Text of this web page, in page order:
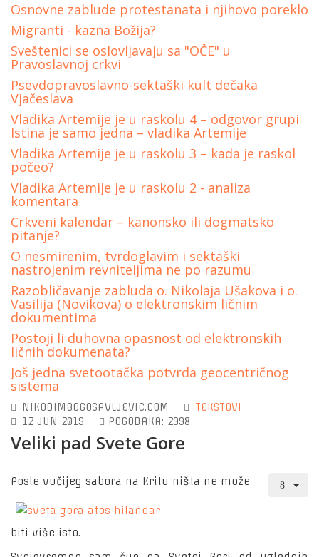
Osnovne zablude protestanata i njihovo poreklo
Migranti - kazna Božija?
Sveštenici se oslovljavaju sa "OČE" u
Pravoslavnoj crkvi
Psevdopravoslavno-sektaški kult dečaka
Vjačeslava
Vladika Artemije je u raskolu 4 – odgovor grupi
Istina je samo jedna – vladika Artemije
Vladika Artemije je u raskolu 3 – kada je raskol
počeo?
Vladika Аrtemije je u raskolu 2 - analiza
komentara
Crkveni kalendar – kanonsko ili dogmatsko
pitanje?
O nesmirenim, tvrdoglavim i sektaški
nastrojenim revniteljima ne po razumu
Razobličavanje zabluda o. Nikolaja Ušakova i o.
Vasilija (Novikova) o elektronskim ličnim
dokumentima
Postoji li duhovna opasnost od elektronskih
ličnih dokumenata?
Još jedna svetootačka potvrda geocentričnog
sistema
NIKODIMBOGOSAVLJEVIC.COM
TEKSTOVI
12 JUN 2019
POGODAKA: 2998
Veliki pad Svete Gore
Posle vučijeg sabora na Kritu ništa ne može
biti više isto.